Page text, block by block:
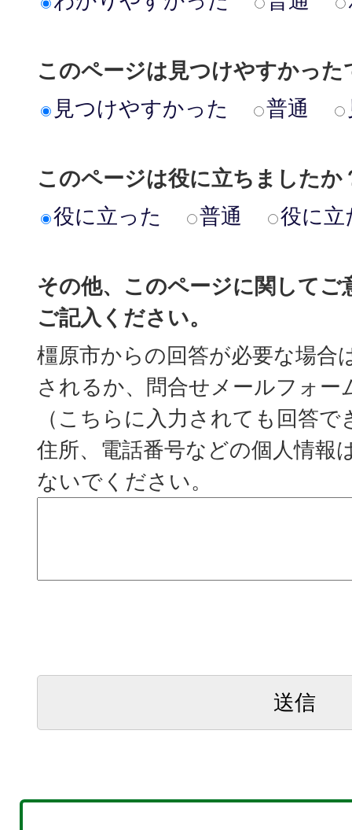
このページは見つけやすかった
見つけやすかった
普通
このページは役に立ちましたか
役に立った
普通 役に立
その他、このページに関してご
ご記入ください。
橿原市からの回答が必要な場合
されるか、問合せメールフォー
（こちらに入力されても回答
住所、電話番号などの個人情報
ないでください。